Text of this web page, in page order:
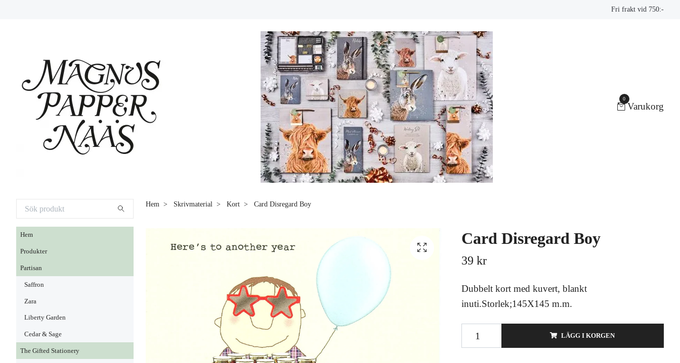
Fri frakt vid 750:-
0
Varukorg
Hem
Produkter
Partisan
Saffron
Zara
Liberty Garden
Cedar & Sage
The Gifted Stationery
Hem Skrivmaterial Kort Card Disregard Boy
Card Disregard Boy
39 kr
Dubbelt kort med kuvert, blankt
inuti.Storlek;145X145 m.m.
LÄGG I KORGEN